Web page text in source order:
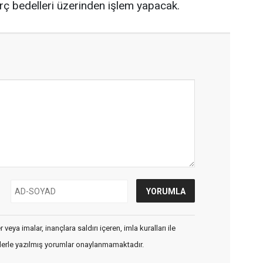
bedelleri üzerinden işlem yapacak.
imalar, inançlara saldırı içeren, imla kuralları ile
yazılmış yorumlar onaylanmamaktadır.